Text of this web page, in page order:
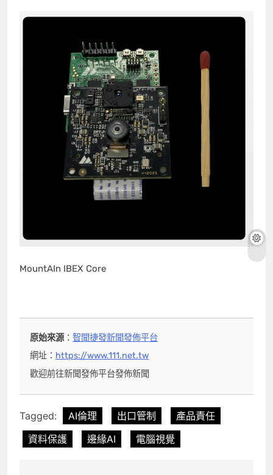
MountAIn IBEX Core
原始來源：智聞捷發新聞發佈平台
網址： https://www.111.net.tw
歡迎前往新聞發佈平台發佈新聞
Tagged: AI倫理 出口管制
產品責任
資料保護
邊緣AI 電腦視覺